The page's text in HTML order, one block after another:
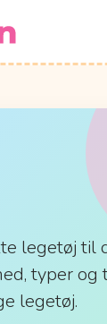
legetøj til
typer og
legetøj.